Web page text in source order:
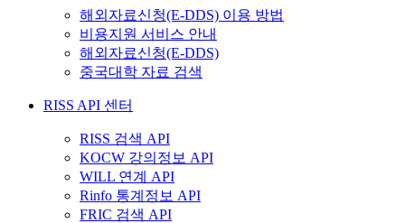
해외자료신청(E-DDS) 이용 방법
비용지원 서비스 안내
해외자료신청(E-DDS)
중국대학 자료 검색
RISS API 센터
RISS 검색 API
KOCW 강의정보 API
WILL 연계 API
Rinfo 통계정보 API
FRIC 검색 API